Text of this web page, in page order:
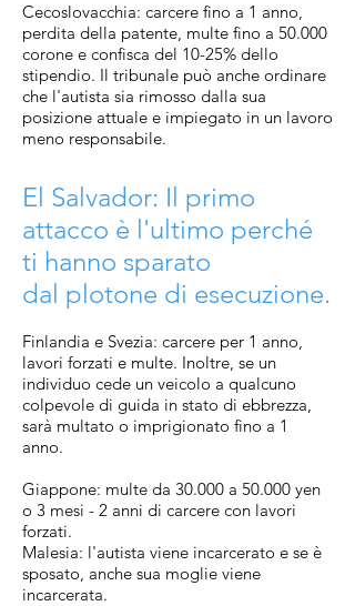
Cecoslovacchia: carcere fino a 1 anno,
perdita della patente, multe fino a 50.000
corone e confisca del 10-25% dello
stipendio. Il tribunale può anche ordinare
che l'autista sia rimosso dalla sua
posizione attuale e impiegato in un lavoro
meno responsabile.
El Salvador: Il primo
attacco è l'ultimo perché
ti hanno sparato
dal plotone di esecuzione.
Finlandia e Svezia: carcere per 1 anno,
lavori forzati e multe. Inoltre, se un
individuo cede un veicolo a qualcuno
colpevole di guida in stato di ebbrezza,
sarà multato o imprigionato fino a 1
anno.
Giappone: multe da 30.000 a 50.000 yen
o 3 mesi - 2 anni di carcere con lavori
forzati.
Malesia: l'autista viene incarcerato e se è
sposato, anche sua moglie viene
incarcerata.